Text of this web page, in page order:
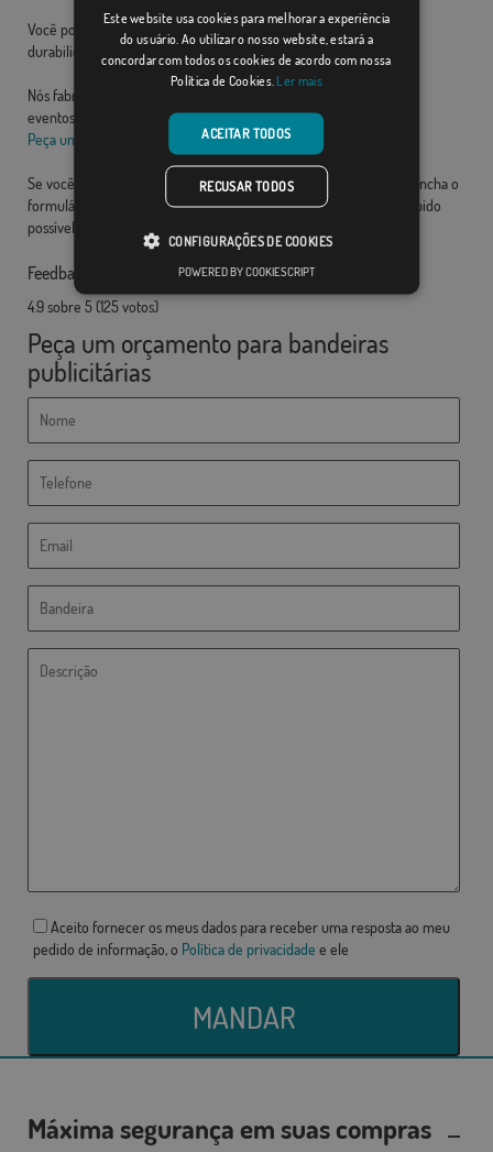
Você pode escolher o tipo de 100% poliéster ou de alta tecido
durabilidade tecido Microperforated.
Nós fabricamos bandeiras como para os concessionários, bancos,
eventos esportivos, feiras, congressos, etc ..
Peça um orçamento.
Se você quiser um banner de publicidadepara sua empresa, preencha o
formulário com o seu pedido e entraremos em contato o mais rápido
possível
Feedback dos clientes sobrebandeiras publicitárias
4.9sobre 5 (125votos)
Peça um orçamento para bandeiras
publicitárias
Aceito fornecer os meus dados para receber uma resposta ao meu
pedido de informação, o Política de privacidade e ele
MANDAR
Máxima segurança em suas compras
Este website usa cookies para melhorar a experiência
do usuário. Ao utilizar o nosso website, estará a
concordar com todos os cookies de acordo com nossa
Política de Cookies. Ler mais
ACEITAR TODOS
RECUSAR TODOS
CONFIGURAÇÕES DE COOKIES
POWERED BY COOKIESCRIPT